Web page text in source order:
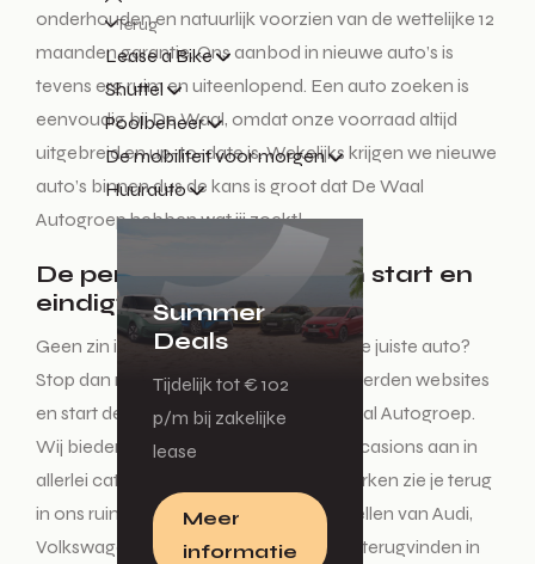
Terug
Lease a Bike
Shuttel
Poolbeheer
De mobiliteit voor morgen
Huurauto
Summer
Deals
Tijdelijk tot € 102
p/m bij zakelijke
lease
Meer
informatie
onderhouden en natuurlijk voorzien van de wettelijke 12
maanden garantie. Ons aanbod in nieuwe auto’s is
tevens erg ruim en uiteenlopend. Een auto zoeken is
eenvoudig bij De Waal, omdat onze voorraad altijd
uitgebreid en up-to-date is. Wekelijks krijgen we nieuwe
auto’s binnen dus de kans is groot dat De Waal
Autogroep hebben wat jij zoekt!
De perfecte auto zoeken start en
eindigt hier!
Geen zin in een lange zoektocht naar de juiste auto?
Stop dan met het auto zoeken op honderden websites
en start deze tocht enkel nog bij De Waal Autogroep.
Wij bieden diverse nieuwe auto’s en occasions aan in
allerlei categorieën. Alle vertrouwde merken zie je terug
in ons ruime aanbod. De mooiste modellen van Audi,
Volkswagen, Škoda en SEAT kun je hier terugvinden in